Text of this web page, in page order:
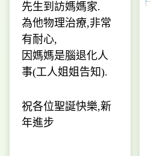
先生到訪媽媽家.
為他物理治療,非常
有耐心,
因媽媽是腦退化人
事(工人姐姐告知).
祝各位聖誕快樂,新
年進步